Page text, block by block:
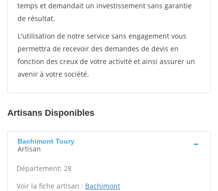
temps et demandait un investissement sans garantie
de résultat.
L'utilisation de notre service sans engagement vous
permettra de recevoir des demandes de devis en
fonction des creux de votre activité et ainsi assurer un
avenir à votre société.
Artisans Disponibles
Bachimont Toury
Artisan
Département: 28
Voir la fiche artisan : Bachimont